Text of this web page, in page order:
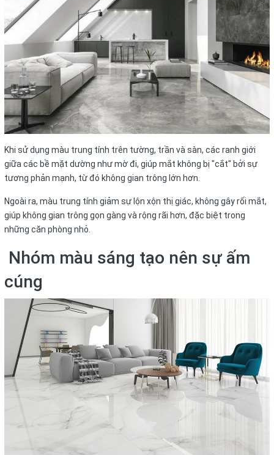
Khi sử dụng màu trung tính trên tường, trần và sàn, các ranh giới
giữa các bề mặt dường như mờ đi, giúp mắt không bị "cắt" bởi sự
tương phản mạnh, từ đó không gian trông lớn hơn.
Ngoài ra, màu trung tính giảm sự lộn xộn thị giác, không gây rối mắt,
giúp không gian trông gọn gàng và rộng rãi hơn, đặc biệt trong
những căn phòng nhỏ.
Nhóm màu sáng tạo nên sự ấm
cúng